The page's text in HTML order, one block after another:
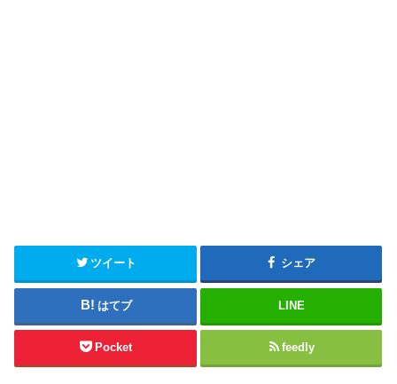
ツイート シェア
はてブ LINE
Pocket feedly